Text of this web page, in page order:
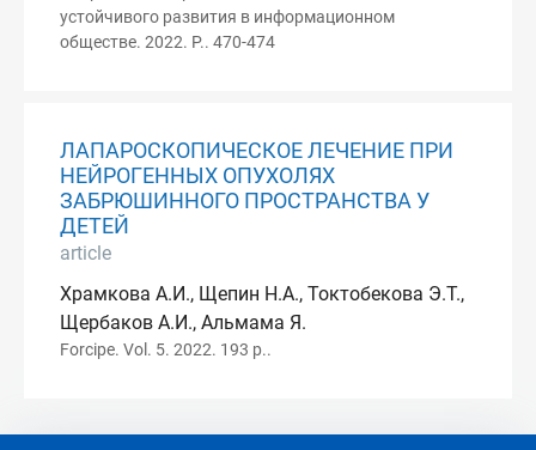
устойчивого развития в информационном
обществе. 2022. P.. 470-474
ЛАПАРОСКОПИЧЕСКОЕ ЛЕЧЕНИЕ ПРИ
НЕЙРОГЕННЫХ ОПУХОЛЯХ
ЗАБРЮШИННОГО ПРОСТРАНСТВА У
ДЕТЕЙ
article
Храмкова А.И., Щепин Н.А., Токтобекова Э.Т.,
Щербаков А.И., Альмама Я.
Forcipe. Vol. 5. 2022. 193 p..